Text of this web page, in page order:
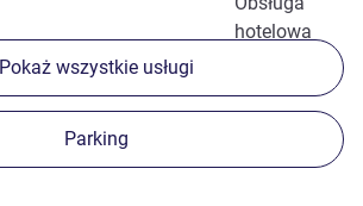
hotelowa
Pokaż wszystkie usługi
Parking